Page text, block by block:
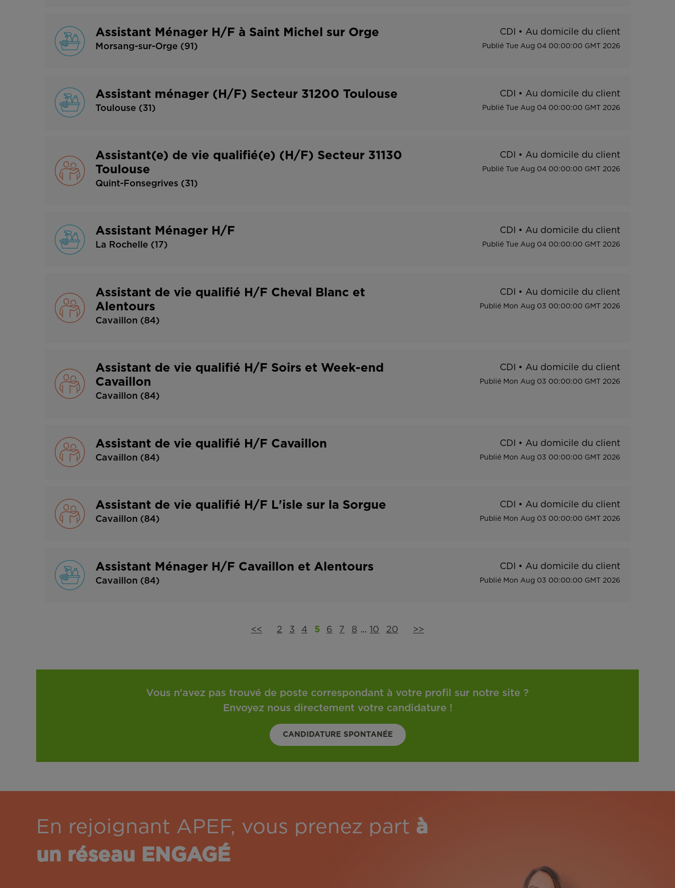
Assistant Ménager H/F à Saint Michel sur Orge
Morsang-sur-Orge (91)
CDI • Au domicile du client
Publié Tue Aug 04 00:00:00 GMT 2026
Assistant ménager (H/F) Secteur 31200 Toulouse
Toulouse (31)
CDI • Au domicile du client
Publié Tue Aug 04 00:00:00 GMT 2026
Assistant(e) de vie qualifié(e) (H/F) Secteur 31130
Toulouse
Quint-Fonsegrives (31)
CDI • Au domicile du client
Publié Tue Aug 04 00:00:00 GMT 2026
Assistant Ménager H/F
La Rochelle (17)
CDI • Au domicile du client
Publié Tue Aug 04 00:00:00 GMT 2026
Assistant de vie qualifié H/F Cheval Blanc et
Alentours
Cavaillon (84)
CDI • Au domicile du client
Publié Mon Aug 03 00:00:00 GMT 2026
Assistant de vie qualifié H/F Soirs et Week-end
Cavaillon
Cavaillon (84)
CDI • Au domicile du client
Publié Mon Aug 03 00:00:00 GMT 2026
Assistant de vie qualifié H/F Cavaillon
Cavaillon (84)
CDI • Au domicile du client
Publié Mon Aug 03 00:00:00 GMT 2026
Assistant de vie qualifié H/F L'isle sur la Sorgue
Cavaillon (84)
CDI • Au domicile du client
Publié Mon Aug 03 00:00:00 GMT 2026
Assistant Ménager H/F Cavaillon et Alentours
Cavaillon (84)
CDI • Au domicile du client
Publié Mon Aug 03 00:00:00 GMT 2026
<< 2 3 4 5 6 7 8 ... 10 20 >>
Vous n'avez pas trouvé de poste correspondant à votre profil sur notre site ?
Envoyez nous directement votre candidature !
CANDIDATURE SPONTANÉE
En rejoignant APEF, vous prenez part à
un réseau ENGAGÉ